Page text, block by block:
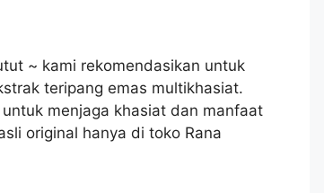
~ kami rekomendasikan untuk
teripang emas multikhasiat.
menjaga khasiat dan manfaat
original hanya di toko Rana